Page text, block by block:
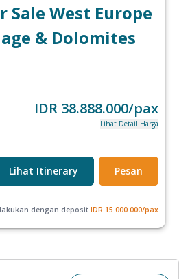
Sale West Europe
& Dolomites
IDR 38.888.000/pax
Lihat Detail Harga
Lihat Itinerary Pesan
dengan deposit IDR 15.000.000/pax